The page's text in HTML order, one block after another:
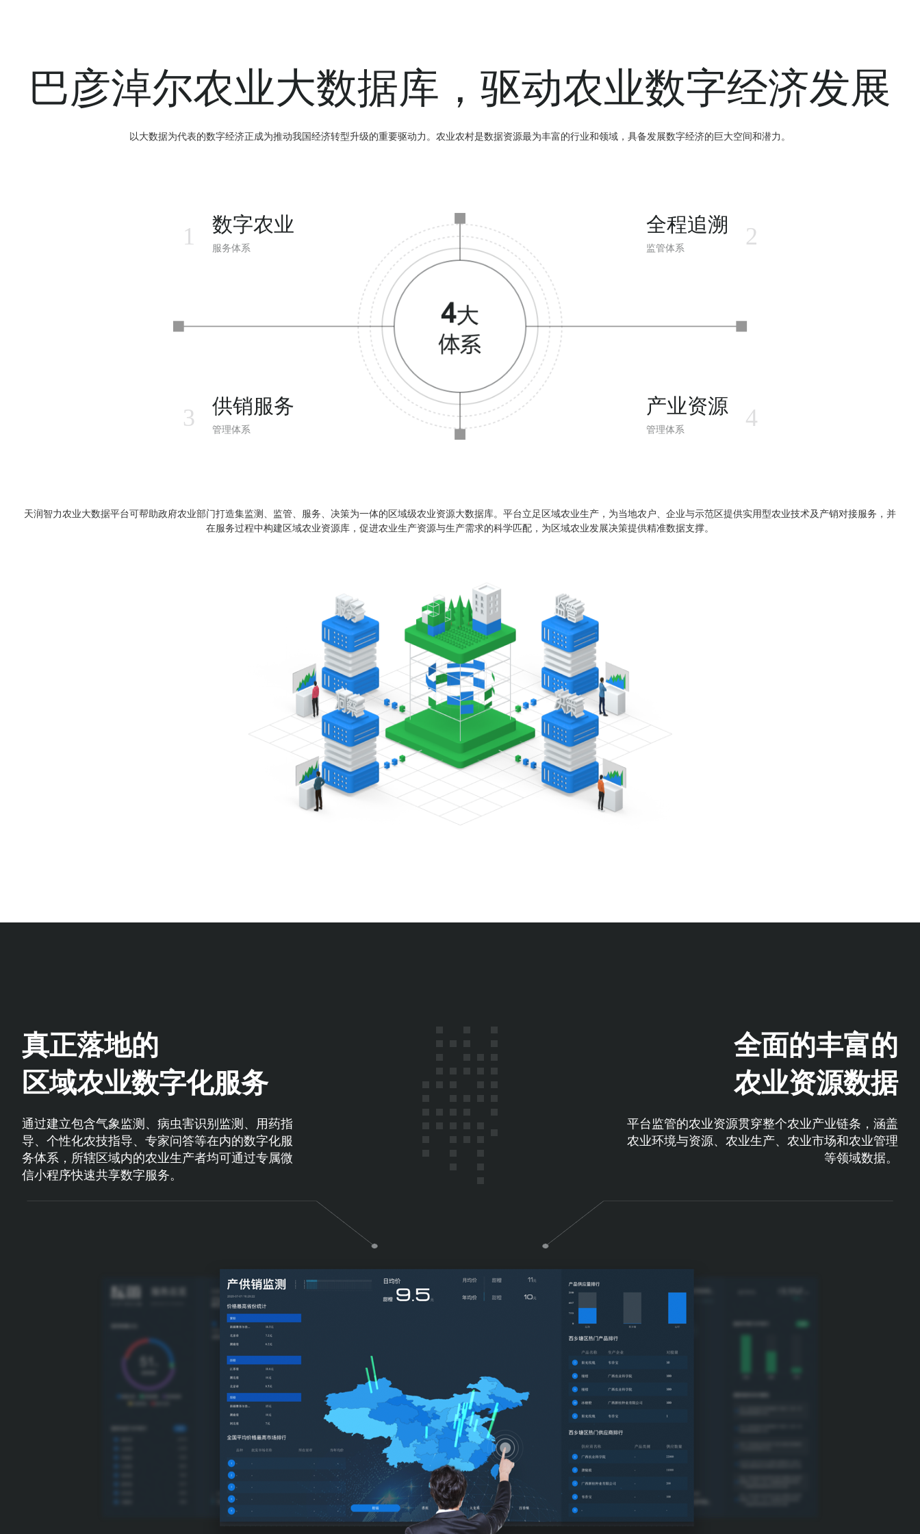
巴彦淖尔农业大数据库，驱动农业数字经济发展
以大数据为代表的数字经济正成为推动我国经济转型升级的重要驱动力。农业农村是数据资源最为丰富的行业和领域，具备发展数字经济的巨大空间和潜力。
1 数字农业
服务体系
全程追溯
监管体系 2
3 供销服务
管理体系
产业资源
管理体系 4
天润智力农业大数据平台可帮助政府农业部门打造集监测、监管、服务、决策为一体的区域级农业资源大数据库。平台立足区域农业生产，为当地农户、企业与示范区提供实用型农业技术及产销对接服务，并
在服务过程中构建区域农业资源库，促进农业生产资源与生产需求的科学匹配，为区域农业发展决策提供精准数据支撑。
真正落地的
区域农业数字化服务
通过建立包含气象监测、病虫害识别监测、用药指
导、个性化农技指导、专家问答等在内的数字化服
务体系，所辖区域内的农业生产者均可通过专属微
信小程序快速共享数字服务。
全面的丰富的
农业资源数据
平台监管的农业资源贯穿整个农业产业链条，涵盖
农业环境与资源、农业生产、农业市场和农业管理
等领域数据。